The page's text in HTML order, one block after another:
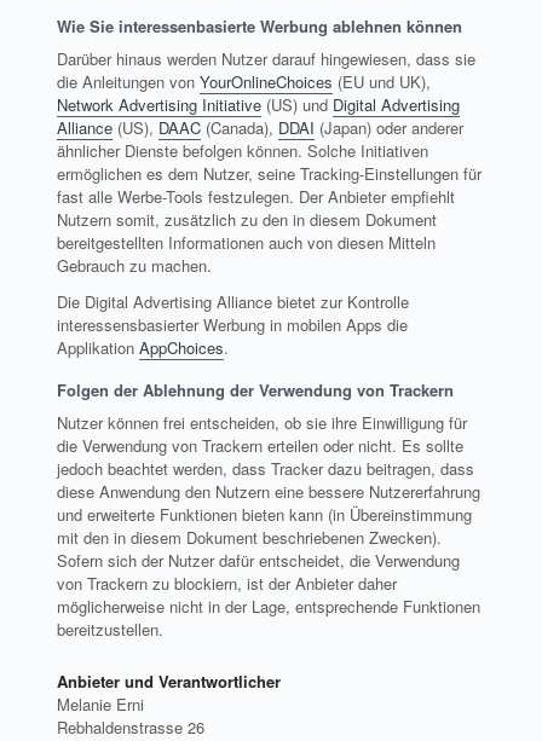
Wie Sie interessenbasierte Werbung ablehnen können
Darüber hinaus werden Nutzer darauf hingewiesen, dass sie
die Anleitungen von YourOnlineChoices (EU und UK),
Network Advertising Initiative(US) und Digital Advertising
Alliance(US), DAAC(Canada), DDAI (Japan) oder anderer
ähnlicher Dienste befolgen können. Solche Initiativen
ermöglichen es dem Nutzer, seine Tracking-Einstellungen für
fast alle Werbe-Tools festzulegen. Der Anbieter empfiehlt
Nutzern somit, zusätzlich zu den in diesem Dokument
bereitgestellten Informationen auch von diesen Mitteln
Gebrauch zu machen.
Die Digital Advertising Alliance bietet zur Kontrolle
interessensbasierter Werbung in mobilen Apps die
Applikation AppChoices.
Folgen der Ablehnung der Verwendung von Trackern
Nutzer können frei entscheiden, ob sie ihre Einwilligung für
die Verwendung von Trackern erteilen oder nicht. Es sollte
jedoch beachtet werden, dass Tracker dazu beitragen, dass
diese Anwendung den Nutzern eine bessere Nutzererfahrung
und erweiterte Funktionen bieten kann (in Übereinstimmung
mit den in diesem Dokument beschriebenen Zwecken).
Sofern sich der Nutzer dafür entscheidet, die Verwendung
von Trackern zu blockiern, ist der Anbieter daher
möglicherweise nicht in der Lage, entsprechende Funktionen
bereitzustellen.
Anbieter und Verantwortlicher
Melanie Erni
Rebhaldenstrasse 26